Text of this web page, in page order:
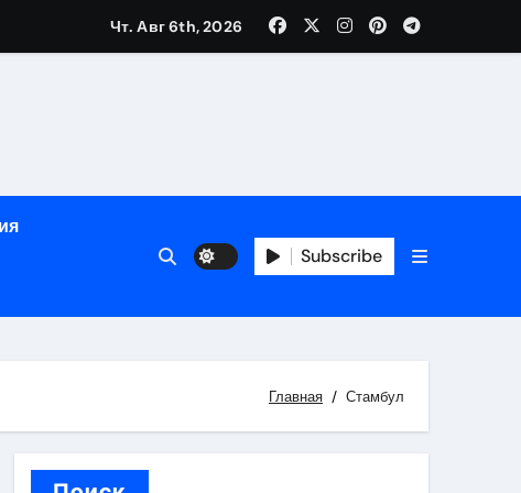
оформления сделки
Чт. Авг 6th, 2026
Subscribe
Главная Стамбул